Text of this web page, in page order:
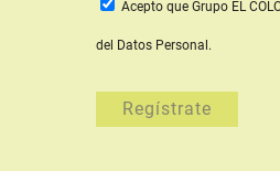
Acepto que Grupo EL
del Datos Personal.